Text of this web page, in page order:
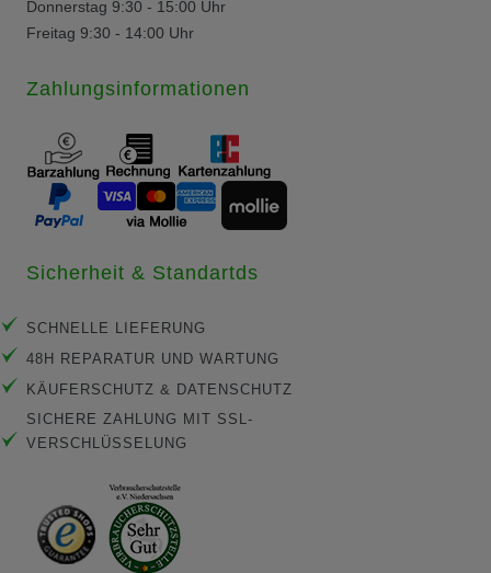
Donnerstag 9:30 - 15:00 Uhr
Freitag 9:30 - 14:00 Uhr
Zahlungsinformationen
Sicherheit & Standartds
SCHNELLE LIEFERUNG
48H REPARATUR UND WARTUNG
KÄUFERSCHUTZ & DATENSCHUTZ
SICHERE ZAHLUNG MIT SSL-
VERSCHLÜSSELUNG